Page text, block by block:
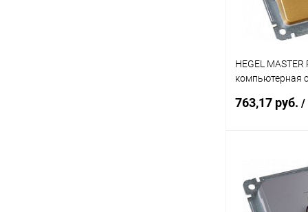
HEGEL MASTER
компьютерная
(РСК-400-07)
763,17 руб. /
Купить в 1 клик